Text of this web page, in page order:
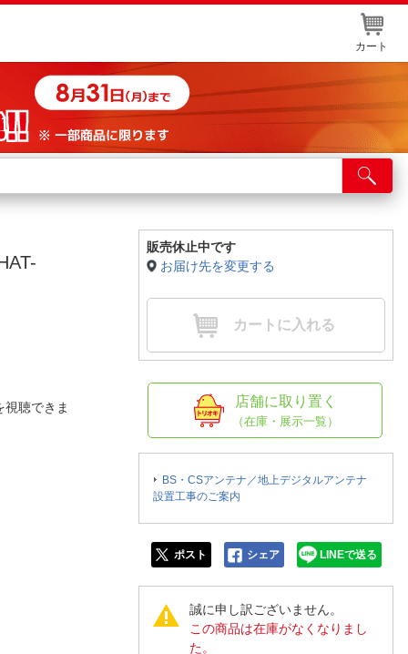
カート
舗サービス
ト取り置き
舗情報・店舗一覧
窓口
聴できま
販売休止中です
お届け先を変更する
カートに入れる
店舗に取り置く
（在庫・展示一覧）
BS・CSアンテナ／地上デジタルアンテナ
設置工事のご案内
ポスト シェア LINEで送る
誠に申し訳ございません。
この商品は在庫がなくなりまし
た。